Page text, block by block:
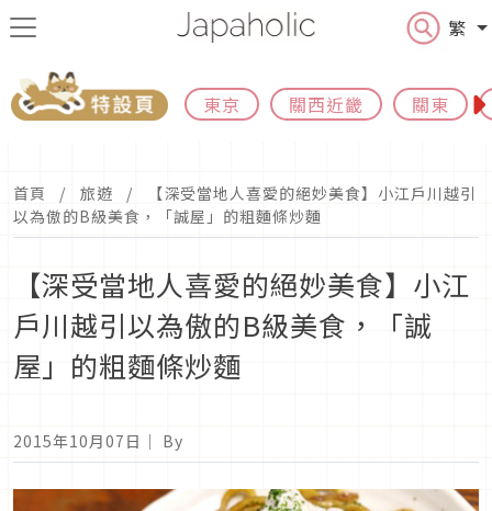
繁
東京 關西近畿 關東
首頁 旅遊
【深受當地人喜愛的絕妙美食】小江戶川越引
以為傲的B級美食，「誠屋」的粗麵條炒麵
【深受當地人喜愛的絕妙美食】小江
戶川越引以為傲的B級美食，「誠
屋」的粗麵條炒麵
2015年10月07日 ｜ By